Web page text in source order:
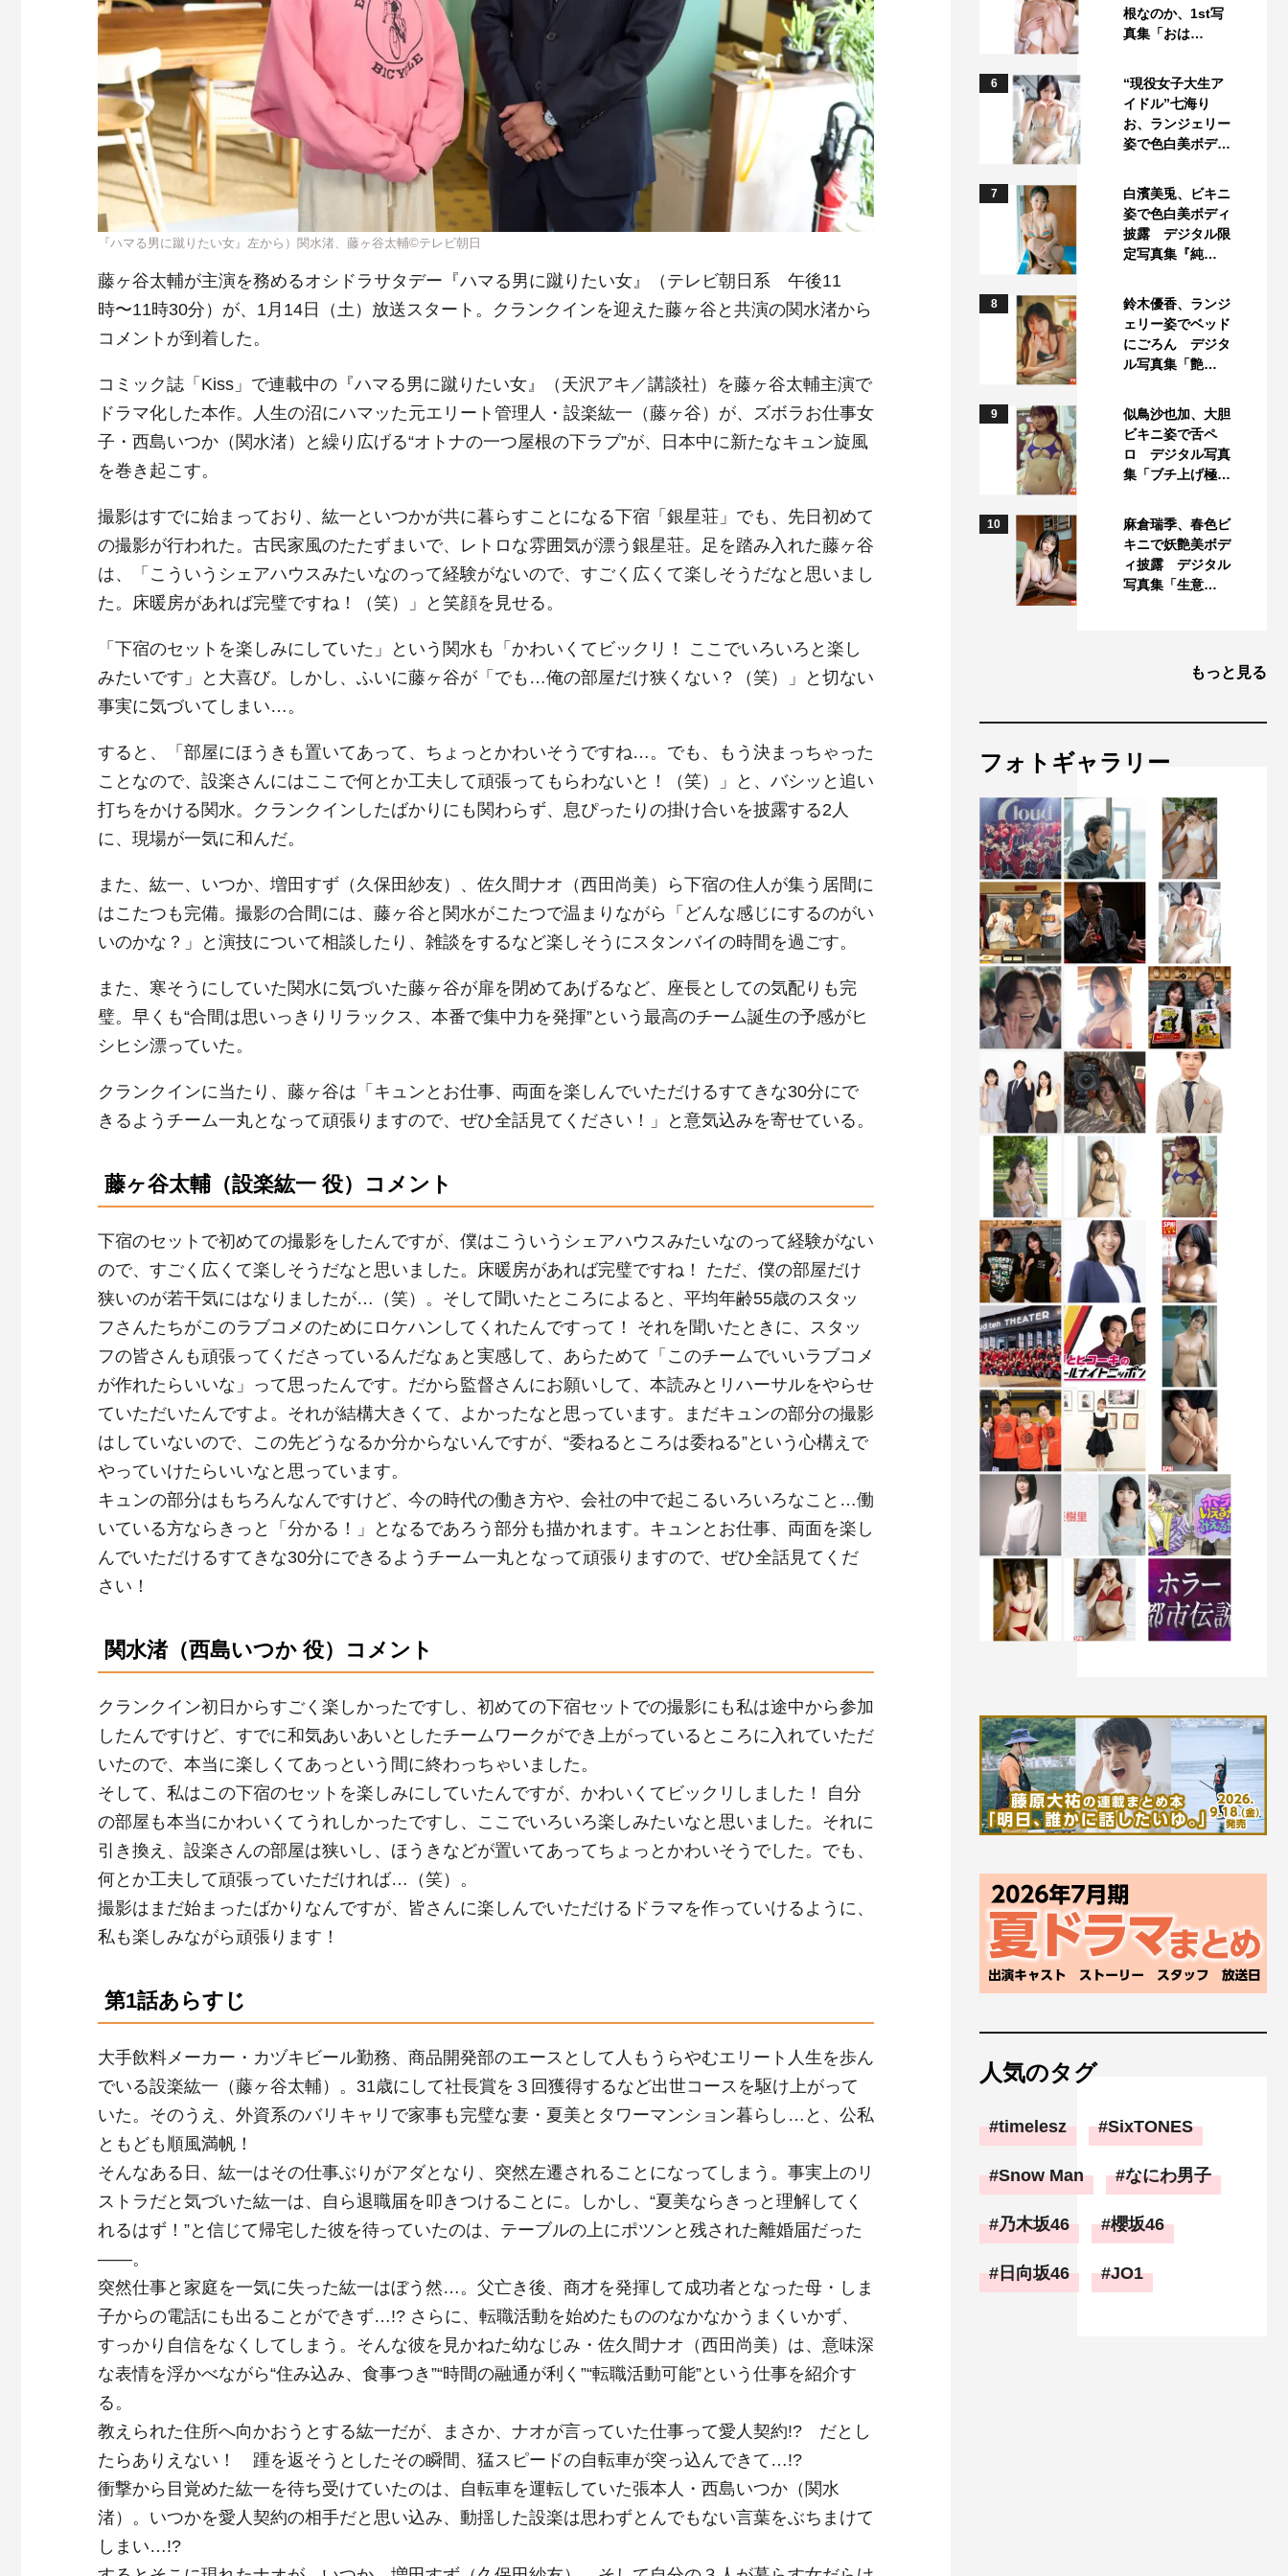
『ハマる男に蹴りたい女』左から）関水渚、藤ヶ谷太輔©テレビ朝日
藤ヶ谷太輔が主演を務めるオシドラサタデー『ハマる男に蹴りたい女』（テレビ朝日系 午後11
時〜11時30分）が、1月14日（土）放送スタート。クランクインを迎えた藤ヶ谷と共演の関水渚から
コメントが到着した。
コミック誌「 Kiss 」で連載中の『ハマる男に蹴りたい女』（天沢アキ／講談社）を藤ヶ谷太輔主演で
ドラマ化した本作。人生の沼にハマッた元エリート管理人・設楽紘一（藤ヶ谷）が、ズボラお仕事女
子・西島いつか（関水渚）と繰り広げる“オトナの一つ屋根の下ラブ”が、日本中に新たなキュン旋風
を巻き起こす。
撮影はすでに始まっており、紘一といつかが共に暮らすことになる下宿「銀星荘」でも、先日初めて
の撮影が行われた。古民家風のたたずまいで、レトロな雰囲気が漂う銀星荘。足を踏み入れた藤ヶ谷
は、「こういうシェアハウスみたいなのって経験がないので、すごく広くて楽しそうだなと思いまし
た。床暖房があれば完璧ですね！（笑）」と笑顔を見せる。
「下宿のセットを楽しみにしていた」という関水も「かわいくてビックリ！ ここでいろいろと楽し
みたいです」と大喜び。しかし、ふいに藤ヶ谷が「でも…俺の部屋だけ狭くない？（笑）」と切ない
事実に気づいてしまい…。
すると、「部屋にほうきも置いてあって、ちょっとかわいそうですね…。でも、もう決まっちゃった
ことなので、設楽さんにはここで何とか工夫して頑張ってもらわないと！（笑）」と、バシッと追い
打ちをかける関水。クランクインしたばかりにも関わらず、息ぴったりの掛け合いを披露する2人
に、現場が一気に和んだ。
また、紘一、いつか、増田すず（久保田紗友）、佐久間ナオ（西田尚美）ら下宿の住人が集う居間に
はこたつも完備。撮影の合間には、藤ヶ谷と関水がこたつで温まりながら「どんな感じにするのがい
いのかな？」と演技について相談したり、雑談をするなど楽しそうにスタンバイの時間を過ごす。
また、寒そうにしていた関水に気づいた藤ヶ谷が扉を閉めてあげるなど、座長としての気配りも完
璧。早くも“合間は思いっきりリラックス、本番で集中力を発揮”という最高のチーム誕生の予感がヒ
シヒシ漂っていた。
クランクインに当たり、藤ヶ谷は「キュンとお仕事、両面を楽しんでいただけるすてきな30分にで
きるようチーム一丸となって頑張りますので、ぜひ全話見てください！」と意気込みを寄せている。
藤ヶ谷太輔（設楽紘一 役）コメント
下宿のセットで初めての撮影をしたんですが、僕はこういうシェアハウスみたいなのって経験がない
ので、すごく広くて楽しそうだなと思いました。床暖房があれば完璧ですね！ ただ、僕の部屋だけ
狭いのが若干気にはなりましたが…（笑）。そして聞いたところによると、平均年齢55歳のスタッ
フさんたちがこのラブコメのためにロケハンしてくれたんですって！ それを聞いたときに、スタッ
フの皆さんも頑張ってくださっているんだなぁと実感して、あらためて「このチームでいいラブコメ
が作れたらいいな」って思ったんです。だから監督さんにお願いして、本読みとリハーサルをやらせ
ていただいたんですよ。それが結構大きくて、よかったなと思っています。まだキュンの部分の撮影
はしていないので、この先どうなるか分からないんですが、“委ねるところは委ねる”という心構えで
やっていけたらいいなと思っています。
キュンの部分はもちろんなんですけど、今の時代の働き方や、会社の中で起こるいろいろなこと…働
いている方ならきっと「分かる！」となるであろう部分も描かれます。キュンとお仕事、両面を楽し
んでいただけるすてきな30分にできるようチーム一丸となって頑張りますので、ぜひ全話見てくだ
さい！
関水渚（西島いつか 役）コメント
クランクイン初日からすごく楽しかったですし、初めての下宿セットでの撮影にも私は途中から参加
したんですけど、すでに和気あいあいとしたチームワークができ上がっているところに入れていただ
いたので、本当に楽しくてあっという間に終わっちゃいました。
そして、私はこの下宿のセットを楽しみにしていたんですが、かわいくてビックリしました！ 自分
の部屋も本当にかわいくてうれしかったですし、ここでいろいろ楽しみたいなと思いました。それに
引き換え、設楽さんの部屋は狭いし、ほうきなどが置いてあってちょっとかわいそうでした。でも、
何とか工夫して頑張っていただければ…（笑）。
撮影はまだ始まったばかりなんですが、皆さんに楽しんでいただけるドラマを作っていけるように、
私も楽しみながら頑張ります！
第1話あらすじ
大手飲料メーカー・カヅキビール勤務、商品開発部のエースとして人もうらやむエリート人生を歩ん
でいる設楽紘一（藤ヶ谷太輔）。 31歳にして社長賞を３回獲得するなど出世コースを駆け上がって
いた。そのうえ、外資系のバリキャリで家事も完璧な妻・夏美とタワーマンション暮らし…と、公私
ともども順風満帆！
そんなある日、紘一はその仕事ぶりがアダとなり、突然左遷されることになってしまう。事実上のリ
ストラだと気づいた紘一は、自ら退職届を叩きつけることに。しかし、“夏美ならきっと理解してく
れるはず！”と信じて帰宅した彼を待っていたのは、テーブルの上にポツンと残された離婚届だった
――。
突然仕事と家庭を一気に失った紘一はぼう然…。父亡き後、商才を発揮して成功者となった母・しま
子からの電話にも出ることができず…!? さらに、転職活動を始めたもののなかなかうまくいかず、
すっかり自信をなくしてしまう。そんな彼を見かねた幼なじみ・佐久間ナオ（西田尚美）は、意味深
な表情を浮かべながら“住み込み、食事つき”“時間の融通が利く”“転職活動可能”という仕事を紹介す
る。
教えられた住所へ向かおうとする紘一だが、まさか、ナオが言っていた仕事って愛人契約!? だとし
たらありえない！ 踵を返そうとしたその瞬間、猛スピードの自転車が突っ込んできて…!?
衝撃から目覚めた紘一を待ち受けていたのは、自転車を運転していた張本人・西島いつか（関水
渚）。いつかを愛人契約の相手だと思い込み、動揺した設楽は思わずとんでもない言葉をぶちまけて
しまい…!?
根なのか、1st写
真集「おは…
6
“現役女子大生ア
イドル”七海り
お、ランジェリー
姿で色白美ボデ…
7
白濱美兎、ビキニ
姿で色白美ボディ
披露 デジタル限
定写真集『純…
8
鈴木優香、ランジ
ェリー姿でベッド
にごろん デジタ
ル写真集「艶…
9
似鳥沙也加、大胆
ビキニ姿で舌ペ
ロ デジタル写真
集「ブチ上げ極…
10
麻倉瑞季、春色ビ
キニで妖艶美ボデ
ィ披露 デジタル
写真集「生意…
もっと見る
フォトギャラリー
人気のタグ
timelesz SixTONES
Snow Man なにわ男子
乃木坂46 櫻坂46
日向坂46 JO1